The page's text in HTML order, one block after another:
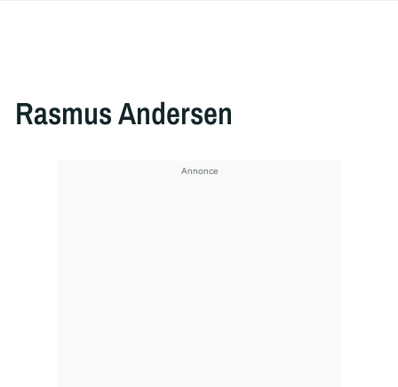
Rasmus Andersen